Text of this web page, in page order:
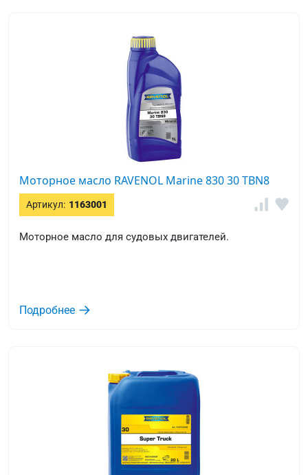
Моторное масло RAVENOL Marine 830 30 TBN8
Артикул: 1163001
Моторное масло для судовых двигателей.
Подробнее